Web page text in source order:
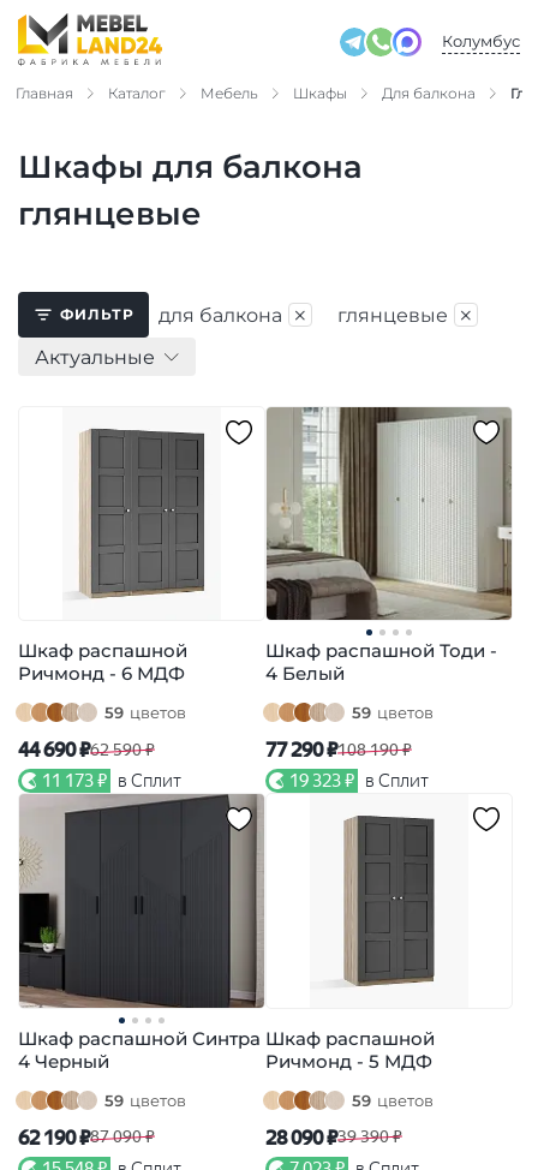
Колумбус
Главная Каталог Мебель Шкафы Для балкона
Шкафы для балкона
глянцевые
ФИЛЬТР для балкона × глянцевые ×
Актуальные
Шкаф распашной
Ричмонд - 6 МДФ
59 цветов
44 690 ₽62 590 ₽
11 173 ₽ в Сплит
Шкаф распашной Тоди -
4 Белый
59 цветов
77 290 ₽108 190 ₽
19 323 ₽ в Сплит
Шкаф распашной Синтра
4 Черный
59 цветов
62 190 ₽87 090 ₽
Шкаф распашной
Ричмонд - 5 МДФ
59 цветов
28 090 ₽39 390 ₽